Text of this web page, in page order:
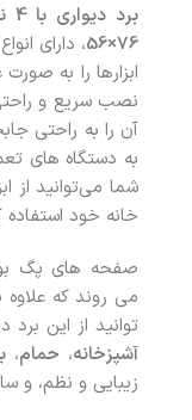
76×56
، دارای
ابزارها را به
نصب سریع و
آن را به راحتی
به دستگاه های
شما می‌توانید از
خانه خود
صفحه های پگ
می روند که
توانید از این برد
آشپزخانه، حمام،
زیبایی و نظم، و